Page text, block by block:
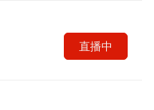
直播中